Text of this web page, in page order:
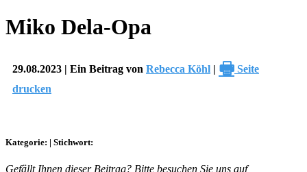
Miko Dela-Opa
29.08.2023 | Ein Beitrag von Rebecca Köhl | 🖶 Seite
drucken
Kategorie: | Stichwort:
Gefällt Ihnen dieser Beitrag? Bitte besuchen Sie uns auf